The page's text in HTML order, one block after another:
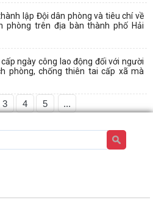
lập Đội dân phòng và tiêu chí về
phòng trên địa bàn thành phố Hải
ngày công lao động đối với người
phòng, chống thiên tai cấp xã mà
3 4 5 ...